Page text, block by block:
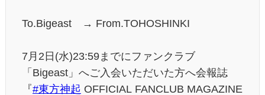
To.Bigeast → From.TOHOSHINKI
7月2日(水)23:59までにファンクラブ
「Bigeast」へご入会いただいた方へ会報誌
『#東方神起 OFFICIAL FANCLUB MAGAZINE